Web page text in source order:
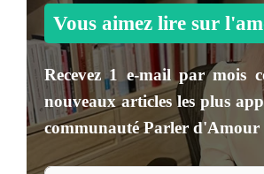
Vous aimez lire sur
Recevez1 e-mail par mois
nouveaux articles les plus
communautéParler d'Amour